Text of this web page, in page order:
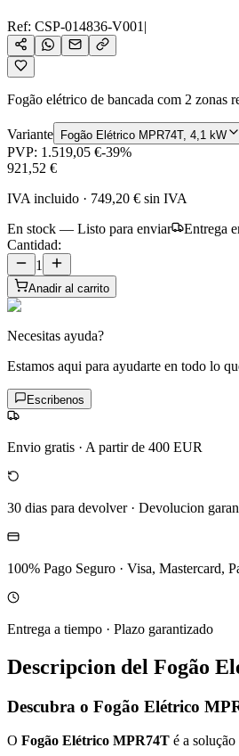
Ref: CSP-014836-V001 |
Fogão elétrico de bancada com 2 zonas
Variante Fogão Elétrico MPR74T, 4,1 kW
PVP: 1.519,05 €-39%
921,52 €
IVA incluido · 749,20 € sin IVA
En stock — Listo para enviar
Entrega
Cantidad:
1
Anadir al carrito
Necesitas ayuda?
Estamos aqui para ayudarte en todo lo
Escribenos
Envio gratis · A partir de 400 EUR
30 dias para devolver· Devolucion
100% Pago Seguro · Visa, Mastercard,
Entrega a tiempo · Plazo garantizado
Descripcion del Fogão
Descubra o Fogão Elétrico
O Fogão Elétrico MPR74T é a